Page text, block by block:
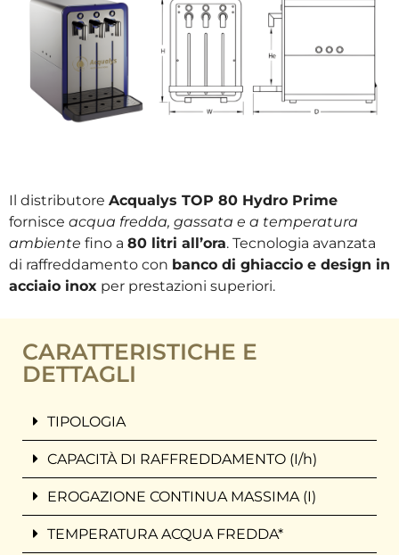
Il distributore Acqualys TOP 80 Hydro Prime
fornisce acqua fredda, gassata e a temperatura
ambiente fino a 80 litri all’ora. Tecnologia avanzata
di raffreddamento con banco di ghiaccio e design in
acciaio inox per prestazioni superiori.
CARATTERISTICHE E
DETTAGLI
TIPOLOGIA
CAPACITÀ DI RAFFREDDAMENTO (I/h)
EROGAZIONE CONTINUA MASSIMA (I)
TEMPERATURA ACQUA FREDDA*